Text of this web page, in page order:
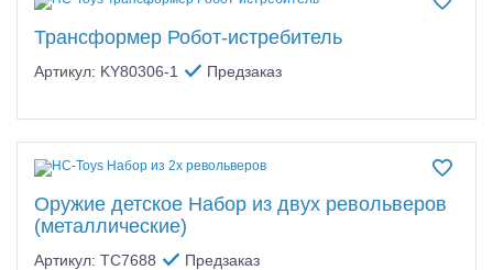
Трансформер Робот-истребитель
Артикул: KY80306-1 Предзаказ
Оружие детское Набор из двух револьверов
(металлические)
Артикул: TC7688 Предзаказ